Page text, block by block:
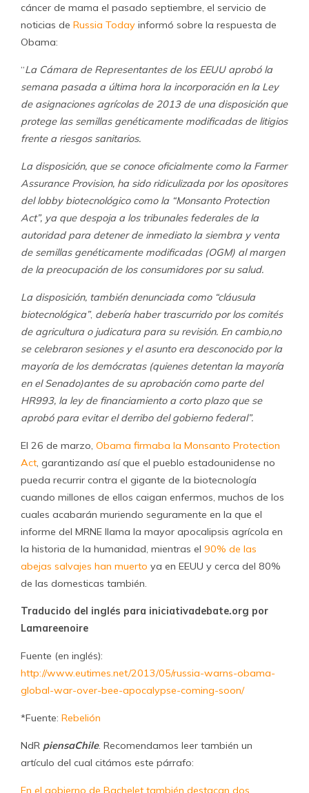
cáncer de mama el pasado septiembre, el servicio de
noticias de Russia Today informó sobre la respuesta de
Obama:
“La Cámara de Representantes de los EEUU aprobó la
semana pasada a última hora la incorporación en la Ley
de asignaciones agrícolas de 2013 de una disposición que
protege las semillas genéticamente modificadas de litigios
frente a riesgos sanitarios.
La disposición, que se conoce oficialmente como la Farmer
Assurance Provision, ha sido ridiculizada por los opositores
del lobby biotecnológico como la “Monsanto Protection
Act”, ya que despoja a los tribunales federales de la
autoridad para detener de inmediato la siembra y venta
de semillas genéticamente modificadas (OGM) al margen
de la preocupación de los consumidores por su salud.
La disposición, también denunciada como “cláusula
biotecnológica”, debería haber trascurrido por los comités
de agricultura o judicatura para su revisión. En cambio,no
se celebraron sesiones y el asunto era desconocido por la
mayoría de los demócratas (quienes detentan la mayoría
en el Senado)antes de su aprobación como parte del
HR993, la ley de financiamiento a corto plazo que se
aprobó para evitar el derribo del gobierno federal”.
El 26 de marzo, Obama firmaba la Monsanto Protection
Act, garantizando así que el pueblo estadounidense no
pueda recurrir contra el gigante de la biotecnología
cuando millones de ellos caigan enfermos, muchos de los
cuales acabarán muriendo seguramente en la que el
informe del MRNE llama la mayor apocalipsis agrícola en
la historia de la humanidad, mientras el 90% de las
abejas salvajes han muerto ya en EEUU y cerca del 80%
de las domesticas también.
Traducido del inglés para iniciativadebate.org por
Lamareenoire
Fuente (en inglés):
http://www.eutimes.net/2013/05/russia-warns-obama-
global-war-over-bee-apocalypse-coming-soon/
*Fuente: Rebelión
NdR piensaChile. Recomendamos leer también un
artículo del cual citámos este párrafo:
En el gobierno de Bachelet también destacan dos